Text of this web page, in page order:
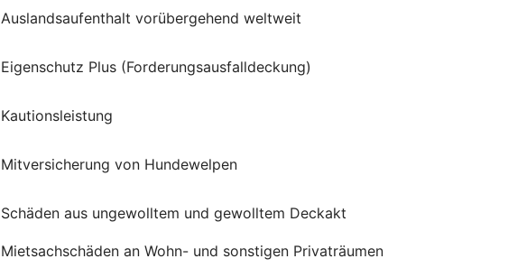
Auslandsaufenthalt vorübergehend weltweit
Eigenschutz Plus (Forderungsausfalldeckung)
Kautionsleistung
Mitversicherung von Hundewelpen
Schäden aus ungewolltem und gewolltem Deckakt
Mietsachschäden an Wohn- und sonstigen Privaträumen